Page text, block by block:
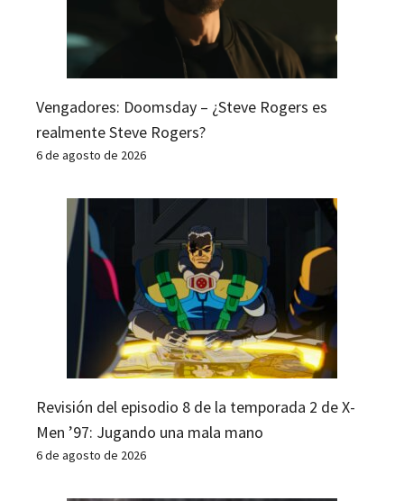
Vengadores: Doomsday – ¿Steve Rogers es
realmente Steve Rogers?
6 de agosto de 2026
Revisión del episodio 8 de la temporada 2 de X-
Men ’97: Jugando una mala mano
6 de agosto de 2026